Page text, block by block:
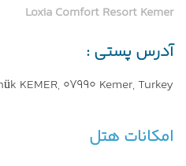
Loxia Comfort Resort Kemer
آدرس پستی :
KEMER, 07990 Kemer, Turkey
امکانات هتل